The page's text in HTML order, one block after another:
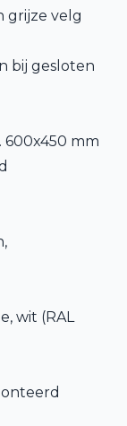
grijze velg
bij gesloten
600x450 mm
wit (RAL